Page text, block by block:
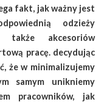
fakt, jak ważny jest
odzieży
także akcesoriów
pracę. decydując
że w minimalizujemy
samym unikniemy
pracowników, jak